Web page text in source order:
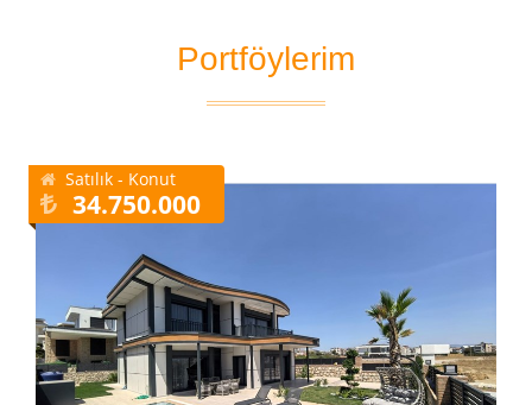
Portföylerim
Satılık - Konut
34.750.000